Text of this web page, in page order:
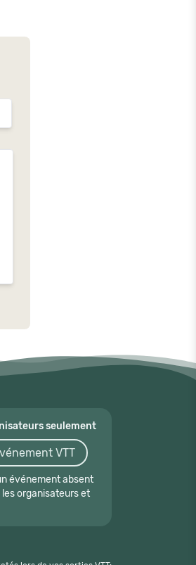
seulement
VTT
événement absent
organisateurs et